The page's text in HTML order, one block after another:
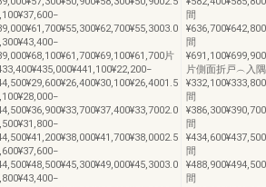
片
間
間
片側面折戸︵入
間
間
間
間